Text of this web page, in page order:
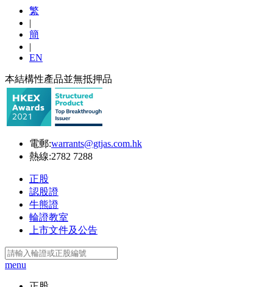
繁
|
簡
|
EN
本結構性產品並無抵押品
電郵:warrants@gtjas.com.hk
熱線:2782 7288
正股
認股證
牛熊證
輪證教室
上市文件及公告
menu